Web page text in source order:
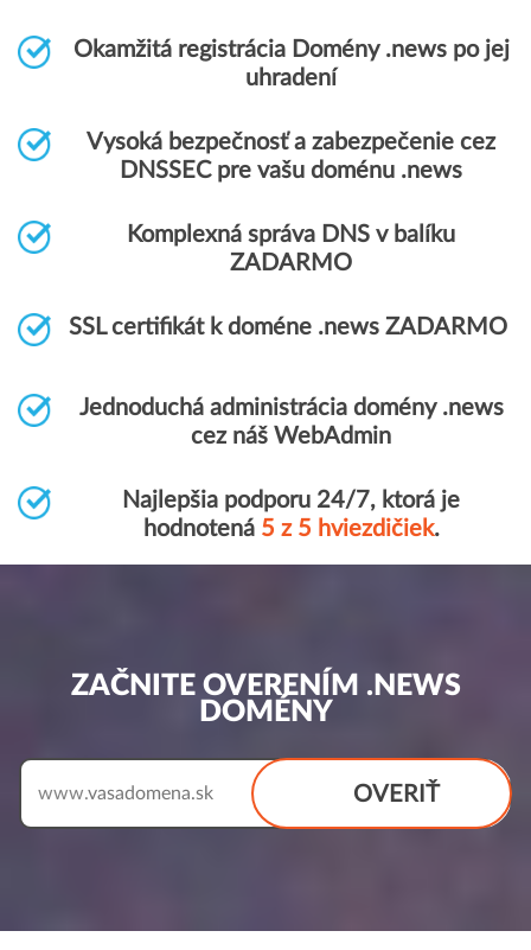
Okamžitá registrácia Domény .news po jej
uhradení
Vysoká bezpečnosť a zabezpečenie cez
DNSSEC pre vašu doménu .news
Komplexná správa DNS v balíku
ZADARMO
SSL certifikát k doméne .news ZADARMO
Jednoduchá administrácia domény .news
cez náš WebAdmin
Najlepšia podporu 24/7, ktorá je
hodnotená 5 z 5 hviezdičiek.
ZAČNITE OVERENÍM .NEWS
DOMÉNY
OVERIŤ
www.